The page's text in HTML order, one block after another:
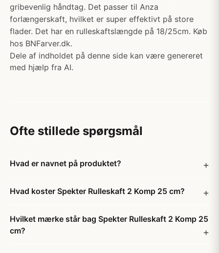
gribevenlig håndtag. Det passer til Anza
forlængerskaft, hvilket er super effektivt på store
flader. Det har en rulleskaftslængde på 18/25cm. Køb
hos BNFarver.dk.
Dele af indholdet på denne side kan være genereret
med hjælp fra AI.
Ofte stillede spørgsmål
Hvad er navnet på produktet?
Hvad koster Spekter Rulleskaft 2 Komp 25 cm?
Hvilket mærke står bag Spekter Rulleskaft 2 Komp 25
cm?